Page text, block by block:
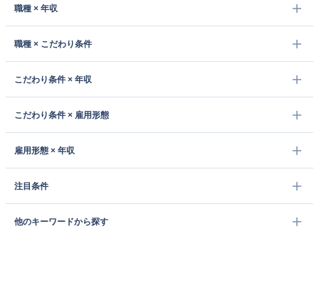
職種 × 年収
職種 × こだわり条件
こだわり条件 × 年収
こだわり条件 × 雇用形態
雇用形態 × 年収
注目条件
他のキーワードから探す